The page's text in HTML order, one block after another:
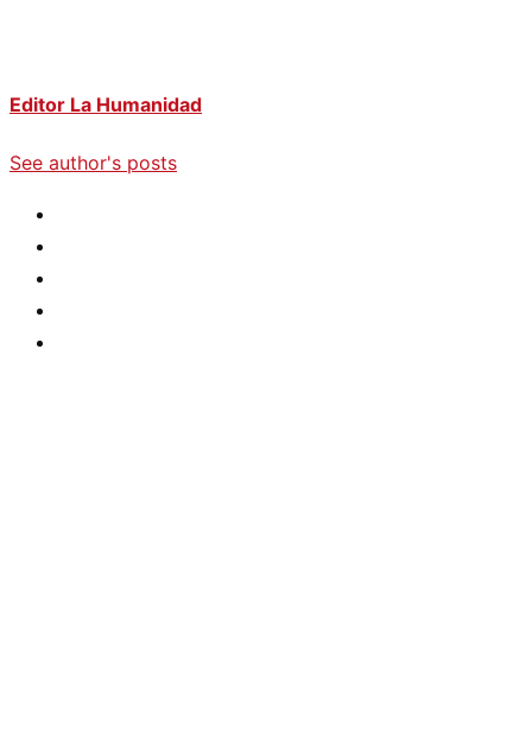
Editor La Humanidad
See author's posts